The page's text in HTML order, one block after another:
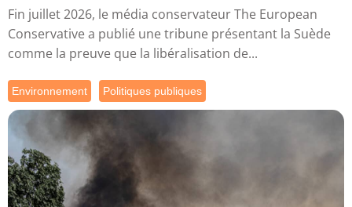
Fin juillet 2026, le média conservateur The European
Conservative a publié une tribune présentant la Suède
comme la preuve que la libéralisation de...
Environnement Politiques publiques